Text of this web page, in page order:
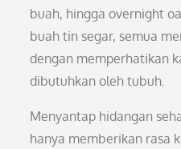
buah, hingga overnight
buah tin segar, semua
dengan memperhatikan
dibutuhkan oleh tubuh.
Menyantap hidangan
hanya memberikan rasa